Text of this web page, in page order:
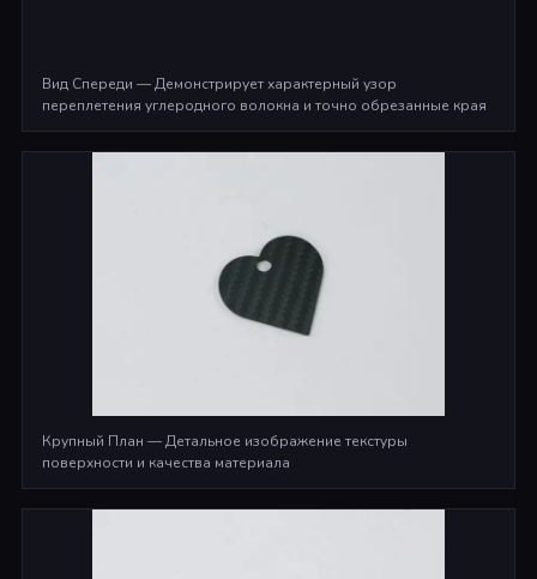
Вид Спереди — Демонстрирует характерный узор
переплетения углеродного волокна и точно обрезанные края
Крупный План — Детальное изображение текстуры
поверхности и качества материала